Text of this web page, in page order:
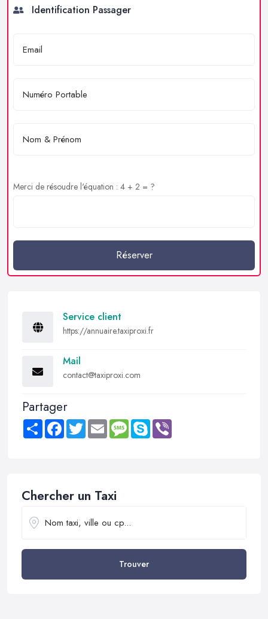
Identification Passager
Merci de résoudre l'équation : 4 + 2 = ?
Réserver
Service client
https://annuaire.taxiproxi.fr
Mail
contact@taxiproxi.com
Partager
Share FacebookTwitter Email MessageSkype
Chercher un Taxi
Trouver